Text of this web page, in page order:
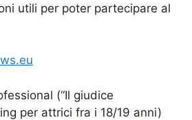
utili per poter partecipare al
(“Il giudice
per attrici fra i 18/19 anni)